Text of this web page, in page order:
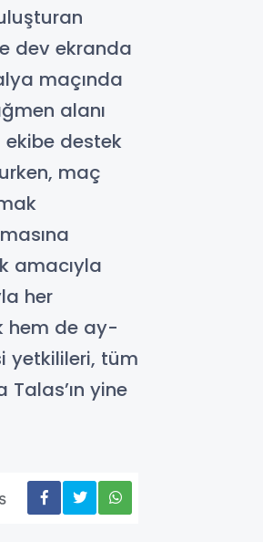
dev ekranda
maçında
alanı
ekibe destek
maç
amacıyla
her
hem de ay-
yetkilileri, tüm
yine